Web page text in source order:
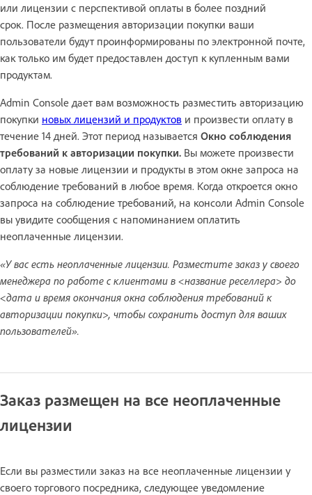
или лицензии с перспективой оплаты в более поздний
срок. После размещения авторизации покупки ваши
пользователи будут проинформированы по электронной почте,
как только им будет предоставлен доступ к купленным вами
продуктам.
Admin Console дает вам возможность разместить авторизацию
покупки новых лицензий и продуктов и произвести оплату в
течение 14 дней. Этот период называется Окно соблюдения
требований к авторизации покупки. Вы можете произвести
оплату за новые лицензии и продукты в этом окне запроса на
соблюдение требований в любое время. Когда откроется окно
запроса на соблюдение требований, на консоли Admin Console
вы увидите сообщения с напоминанием оплатить
неоплаченные лицензии.
«У вас есть неоплаченные лицензии. Разместите заказ у своего
менеджера по работе с клиентами в <название реселлера> до
<дата и время окончания окна соблюдения требований к
авторизации покупки>, чтобы сохранить доступ для ваших
пользователей».
Заказ размещен на все неоплаченные
лицензии
Если вы разместили заказ на все неоплаченные лицензии у
своего торгового посредника, следующее уведомление